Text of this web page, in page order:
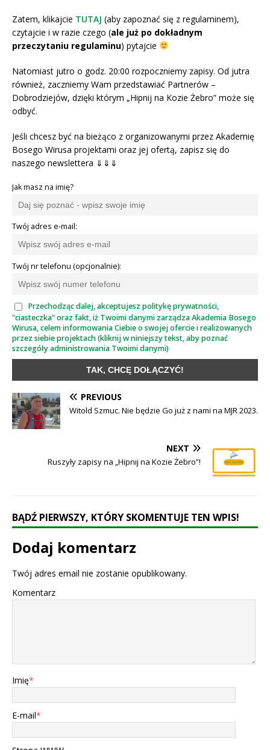
Zatem, klikajcie TUTAJ (aby zapoznać się z regulaminem),
czytajcie i w razie czego (ale już po dokładnym
przeczytaniu regulaminu) pytajcie
Natomiast jutro o godz. 20:00 rozpoczniemy zapisy. Od jutra
również, zaczniemy Wam przedstawiać Partnerów –
Dobrodziejów, dzięki którym „Hipnij na Kozie Żebro” może się
odbyć.
Jeśli chcesz być na bieżąco z organizowanymi przez Akademię
Bosego Wirusa projektami oraz jej ofertą, zapisz się do
naszego newslettera ⇓⇓⇓
Jak masz na imię?
Twój adres e-mail:
Twój nr telefonu (opcjonalnie):
Przechodząc dalej, akceptujesz politykę prywatności,
"ciasteczka" oraz fakt, iż Twoimi danymi zarządza Akademia Bosego
Wirusa, celem informowania Ciebie o swojej ofercie i realizowanych
przez siebie projektach (kliknij w niniejszy tekst, aby poznać
szczegóły administrowania Twoimi danymi)
PREVIOUS
Witold Szmuc. Nie będzie Go już z nami na MJR 2023.
NEXT
Ruszyły zapisy na „Hipnij na Kozie Żebro”!
BĄDŹ PIERWSZY, KTÓRY SKOMENTUJE TEN WPIS!
Dodaj komentarz
Twój adres email nie zostanie opublikowany.
Komentarz
Imię*
E-mail*